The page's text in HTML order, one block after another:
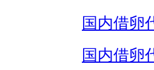
国内借卵
国内借卵